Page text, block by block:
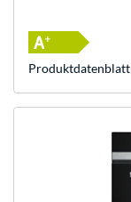
Produkt­datenblatt